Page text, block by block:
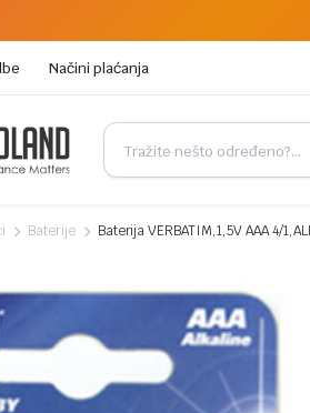
Načini plaćanja
Baterije Baterija VERBATIM,1,5V AAA 4/